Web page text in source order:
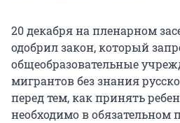
20 декабря на пленарном
одобрил закон, который
общеобразовательные
мигрантов без знания
перед тем, как принять
необходимо в обязательном